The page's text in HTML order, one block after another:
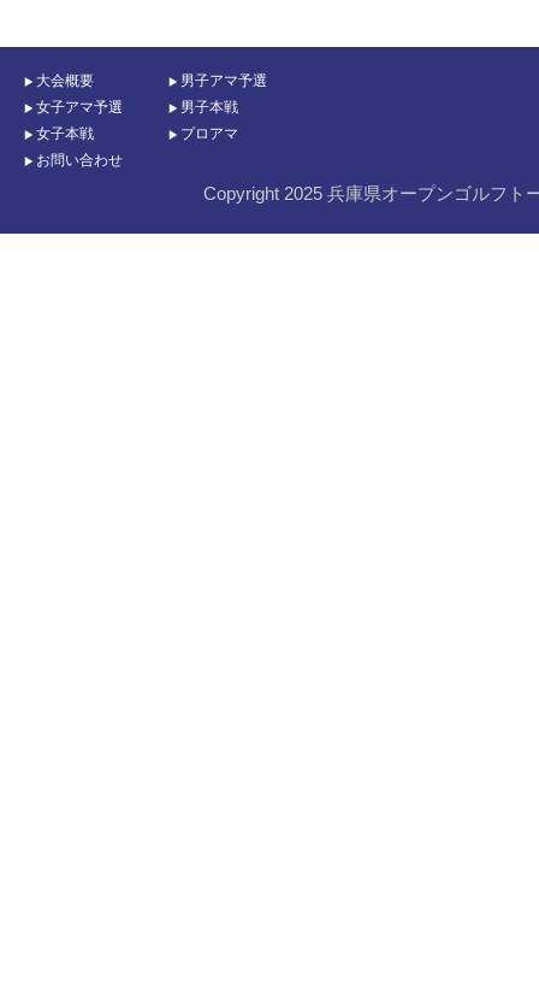
大会概要
男子アマ予選
女子アマ予選
男子本戦
女子本戦
プロアマ
お問い合わせ
Copyright 2025 兵庫県オープンゴルフト